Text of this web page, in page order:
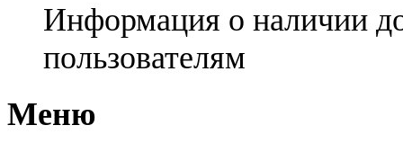
Информация о наличии
пользователям
Меню